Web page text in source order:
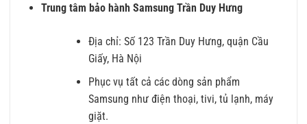
Trung tâm bảo hành Samsung Trần Duy Hưng
Địa chỉ: Số 123 Trần Duy Hưng, quận Cầu
Giấy, Hà Nội
Phục vụ tất cả các dòng sản phẩm
Samsung như điện thoại, tivi, tủ lạnh, máy
giặt.